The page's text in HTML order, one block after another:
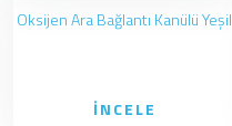
Oksijen Ara Bağlantı Kanülü Yeşil
İNCELE